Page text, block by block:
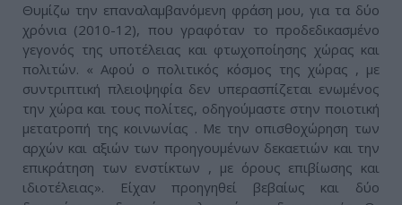
Θυμίζω την επαναλαμβανόμενη φράση μου, για τα δύο
χρόνια (2010-12), που γραφόταν το προδεδικασμένο
γεγονός της υποτέλειας και φτωχοποίησης χώρας και
πολιτών. « Αφού ο πολιτικός κόσμος της χώρας , με
συντριπτική πλειοψηφία δεν υπερασπίζεται ενωμένος
την χώρα και τους πολίτες, οδηγούμαστε στην ποιοτική
μετατροπή της κοινωνίας . Με την οπισθοχώρηση των
αρχών και αξιών των προηγουμένων δεκαετιών και την
επικράτηση των ενστίκτων , με όρους επιβίωσης και
ιδιοτέλειας». Είχαν προηγηθεί βεβαίως και δύο